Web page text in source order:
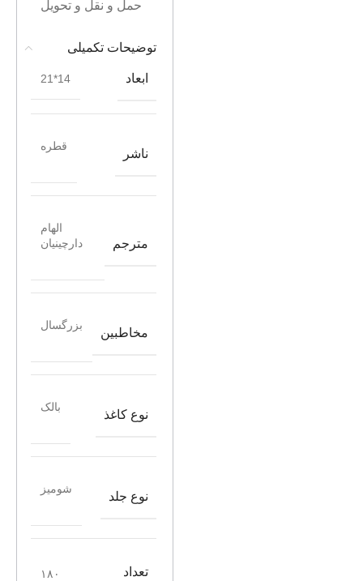
حمل و نقل و تحویل
توضیحات تکمیلی
ابعاد 14*21
ناشر
قطره
مترجم
الهام
دارچینیان
مخاطبین
بزرگسال
نوع کاغذ
بالک
نوع جلد
شومیز
تعداد
۱۸۰